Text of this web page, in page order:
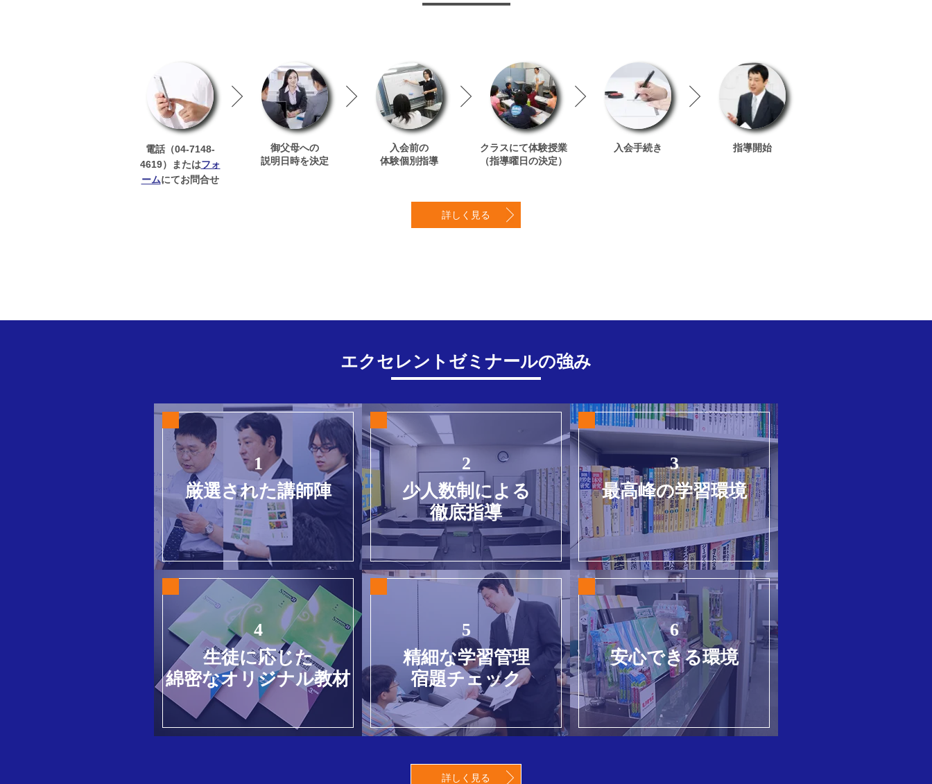
電話（04-7148-
4619）またはフォ
ームにてお問合せ
御父母への
説明日時を決定
入会前の
体験個別指導
クラスにて体験授業
（指導曜日の決定）
入会手続き 指導開始
詳しく見る
エクセレントゼミナールの強み
1
厳選された講師陣
2
少人数制による
徹底指導
3
最高峰の学習環境
4
生徒に応じた
綿密なオリジナル教材
5
精細な学習管理
宿題チェック
6
安心できる環境
詳しく見る